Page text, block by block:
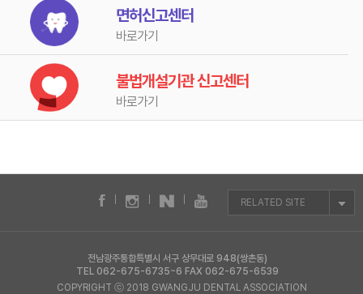
면허신고센터
바로가기
불법개설기관 신고센터
바로가기
RELATED SITE
전남광주통합특별시 서구 상무대로 948(쌍촌동)
TEL 062-675-6735~6 FAX 062-675-6539
COPYRIGHT ⓒ 2018 GWANGJU DENTAL ASSOCIATION